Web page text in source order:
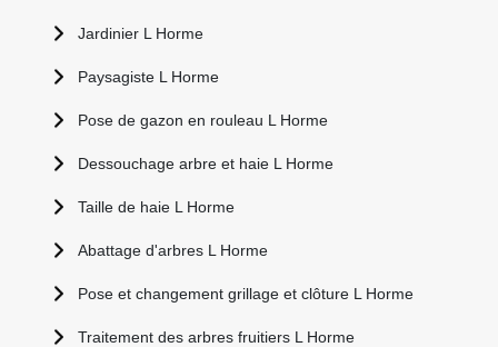
Jardinier L Horme
Paysagiste L Horme
Pose de gazon en rouleau L Horme
Dessouchage arbre et haie L Horme
Taille de haie L Horme
Abattage d'arbres L Horme
Pose et changement grillage et clôture L Horme
Traitement des arbres fruitiers L Horme